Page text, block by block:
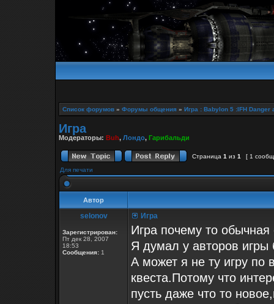
Список форумов » Форумы общения » Игра : Babylon 5 :IFH Danger
Игра
Модераторы: Buh, Лондо, Гарибальди
Страница 1 из 1
[ 1
Для печати
Автор
selonov
Зарегистрирован:
Пт дек 28, 2007
18:53
Сообщения: 1
Игра
Игра почему то обычная
Я думал у авторов игры
А может я не ту игру по
квеста.Потому что
пусть даже что то